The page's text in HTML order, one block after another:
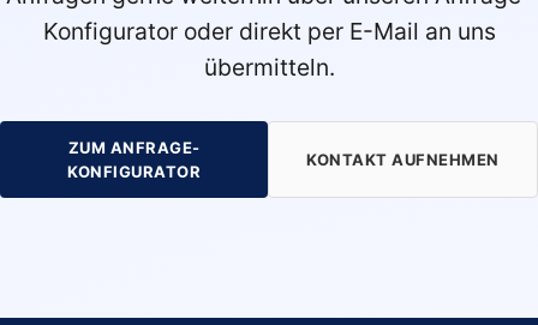
Konfigurator oder direkt per E-Mail an uns
übermitteln.
ZUM ANFRAGE-
KONFIGURATOR
KONTAKT AUFNEHMEN